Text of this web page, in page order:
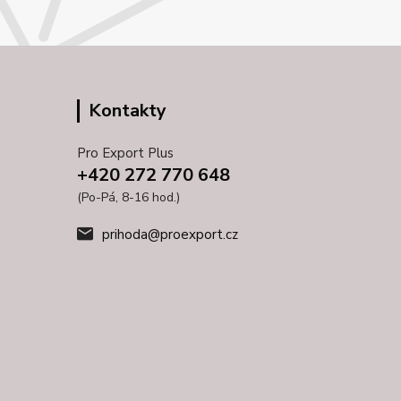
Kontakty
Pro Export Plus
+420 272 770 648
(Po-Pá, 8-16 hod.)
prihoda@proexport.cz